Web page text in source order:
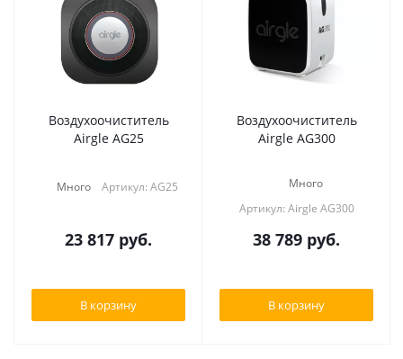
Воздухоочиститель
Airgle AG25
Много Артикул: AG25
23 817 руб.
В корзину
Воздухоочиститель
Airgle AG300
Много
Артикул: Airgle AG300
38 789 руб.
В корзину